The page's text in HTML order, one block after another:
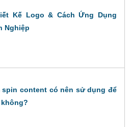
Kế Logo & Cách Ứng Dụng
Nghiệp
spin content có nên sử dụng để